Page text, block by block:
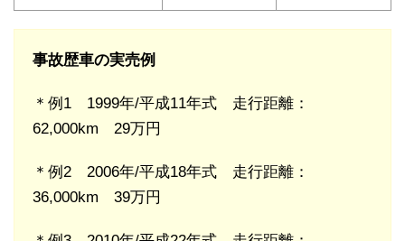
事故歴車の実売例
＊例1 1999年/平成11年式 走行距離：
62,000km 29万円
＊例2 2006年/平成18年式 走行距離：
36,000km 39万円